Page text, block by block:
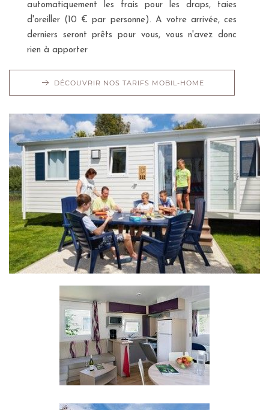
automatiquement les frais pour les draps, taies
d'oreiller (10 € par personne). A votre arrivée, ces
derniers seront prêts pour vous, vous n'avez donc
rien à apporter
DÉCOUVRIR NOS TARIFS MOBIL-HOME